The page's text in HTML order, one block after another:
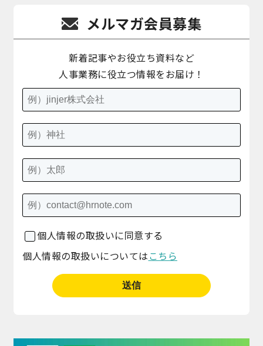
メルマガ会員募集
新着記事やお役立ち資料など
人事業務に役立つ情報をお届け！
個人情報の取扱いに同意する
個人情報の取扱いについては こちら